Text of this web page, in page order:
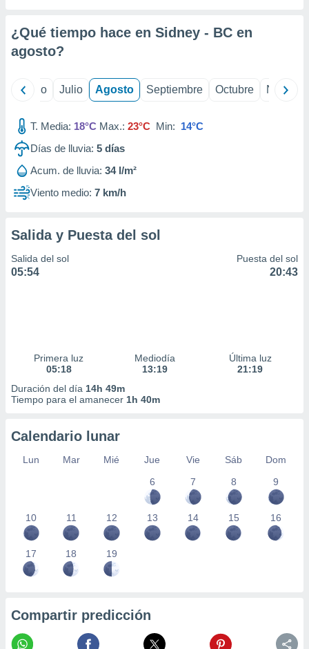
e
mediante
publicidad
publicidad
de
1199
¿Qué tiempo hace en Sidney - BC en
agosto?
Junio Julio Agosto Septiembre Octubre
T. Media: 18°C Max.: 23°C Min: 14°C
Días de lluvia: 5 días
Acum. de lluvia: 34 l/m²
Viento medio: 7 km/h
Salida y Puesta del sol
Salida del sol
05:54
Puesta del sol
20:43
Primera luz
05:18
Mediodía
13:19
Última luz
21:19
Duración del día 14h 49m
Tiempo para el amanecer 1h 40m
Calendario lunar
Lun Mar Mié Jue Vie Sáb
Dom
6
7 8 9
10 11 12 13 14 15 16
17 18 19
Compartir predicción